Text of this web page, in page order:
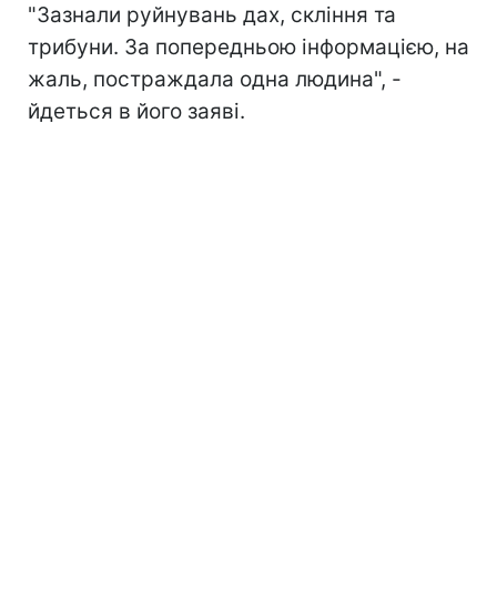
"Зазнали руйнувань дах, скління та
трибуни. За попередньою інформацією, на
жаль, постраждала одна людина", -
йдеться в його заяві.